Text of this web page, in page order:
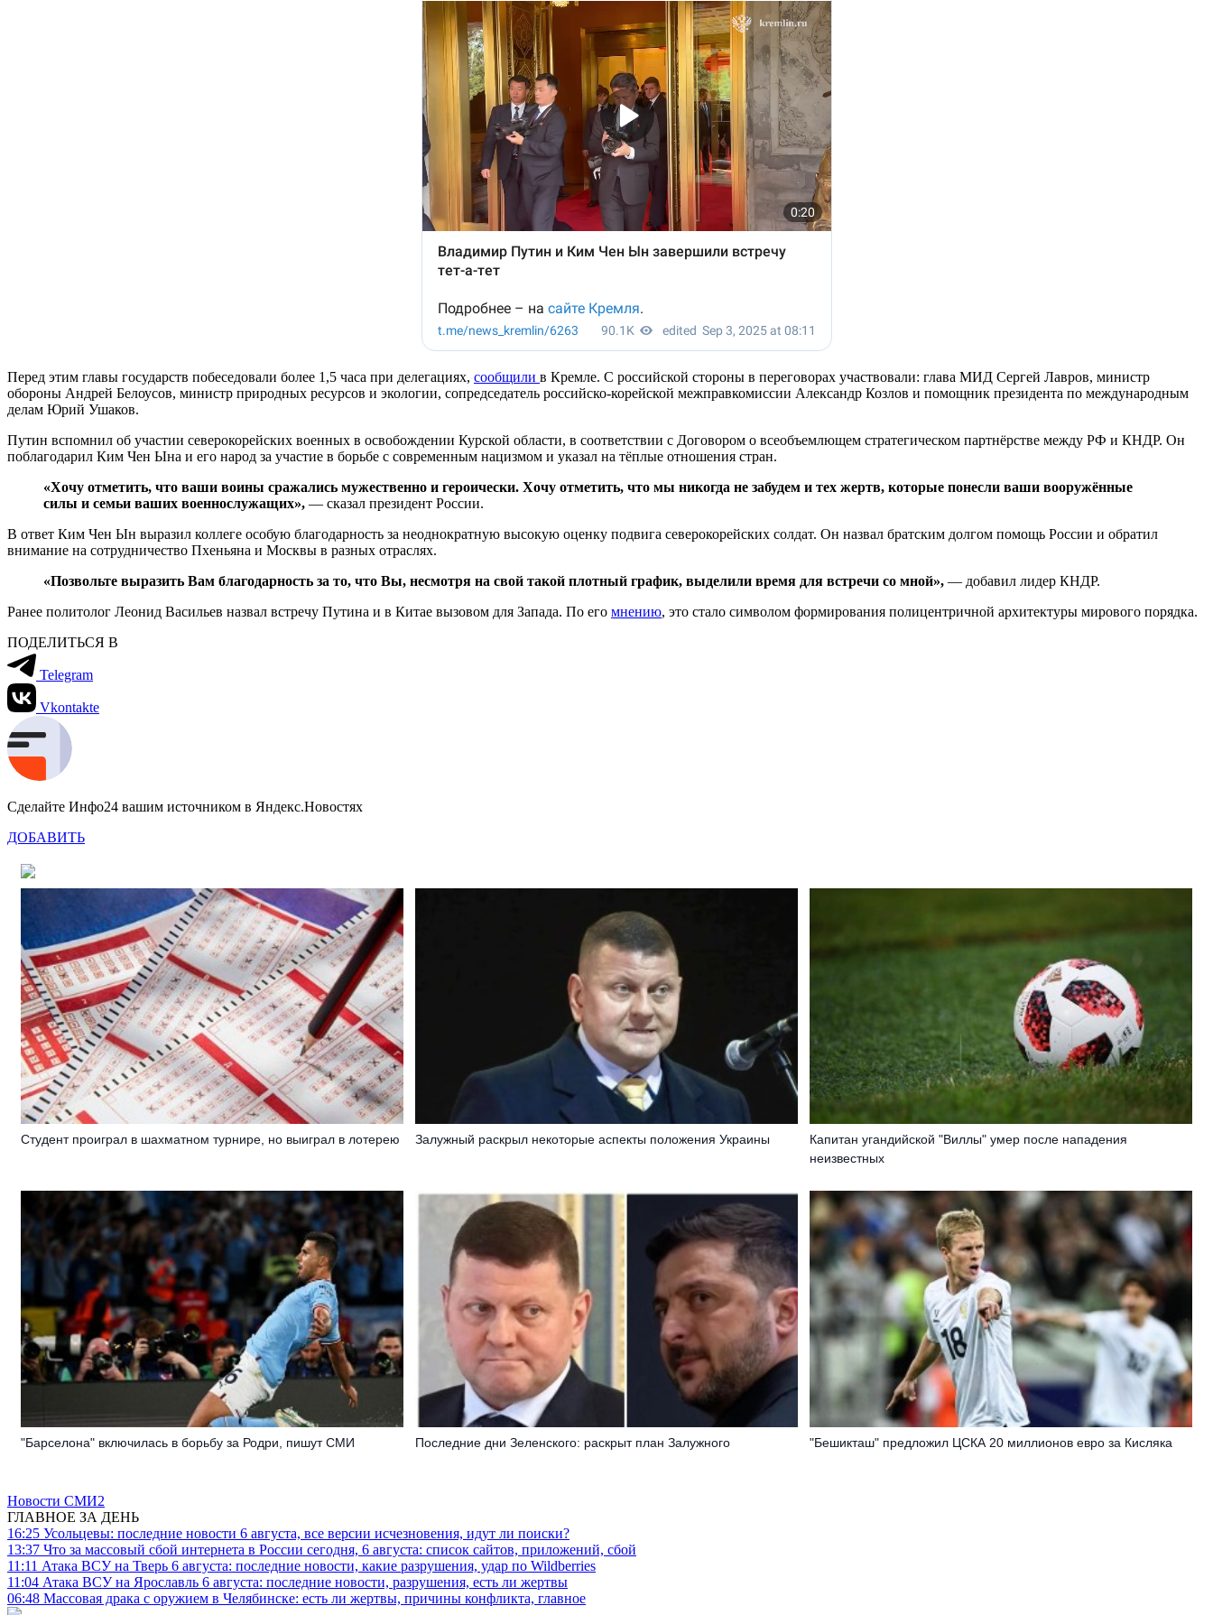
Перед этим главы государств побеседовали более 1,5 часа при делегациях, сообщили в Кремле. С российской стороны в переговорах участвовали: глава МИД Сергей Лавров, министр
обороны Андрей Белоусов, министр природных ресурсов и экологии, сопредседатель российско-корейской межправкомиссии Александр Козлов и помощник президента по международным
делам Юрий Ушаков.
Путин вспомнил об участии северокорейских военных в освобождении Курской области, в соответствии с Договором о всеобъемлющем стратегическом партнёрстве между РФ и КНДР. Он
поблагодарил Ким Чен Ына и его народ за участие в борьбе с современным нацизмом и указал на тёплые отношения стран.
«Хочу отметить, что ваши воины сражались мужественно и героически. Хочу отметить, что мы никогда не забудем и тех жертв, которые понесли ваши вооружённые
силы и семьи ваших военнослужащих», — сказал президент России.
В ответ Ким Чен Ын выразил коллеге особую благодарность за неоднократную высокую оценку подвига северокорейских солдат. Он назвал братским долгом помощь России и обратил
внимание на сотрудничество Пхеньяна и Москвы в разных отраслях.
«Позвольте выразить Вам благодарность за то, что Вы, несмотря на свой такой плотный график, выделили время для встречи со мной», — добавил лидер КНДР.
Ранее политолог Леонид Васильев назвал встречу Путина и в Китае вызовом для Запада. По его мнению, это стало символом формирования полицентричной архитектуры мирового порядка.
ПОДЕЛИТЬСЯ В
Telegram
Vkontakte
Сделайте Инфо24 вашим источником в Яндекс.Новостях
ДОБАВИТЬ
Студент проиграл в шахматном турнире, но выиграл в лотерею Залужный раскрыл некоторые аспекты положения Украины
Капитан угандийской "Виллы" умер после нападения
неизвестных
"Барселона" включилась в борьбу за Родри, пишут СМИ Последние дни Зеленского: раскрыт план Залужного "Бешикташ" предложил ЦСКА 20 миллионов евро за Кисляка
Новости СМИ2
ГЛАВНОЕ ЗА ДЕНЬ
16:25 Усольцевы: последние новости 6 августа, все версии исчезновения, идут ли поиски?
13:37 Что за массовый сбой интернета в России сегодня, 6 августа: список сайтов, приложений, сбой
11:11 Атака ВСУ на Тверь 6 августа: последние новости, какие разрушения, удар по Wildberries
11:04 Атака ВСУ на Ярославль 6 августа: последние новости, разрушения, есть ли жертвы
06:48 Массовая драка с оружием в Челябинске: есть ли жертвы, причины конфликта, главное